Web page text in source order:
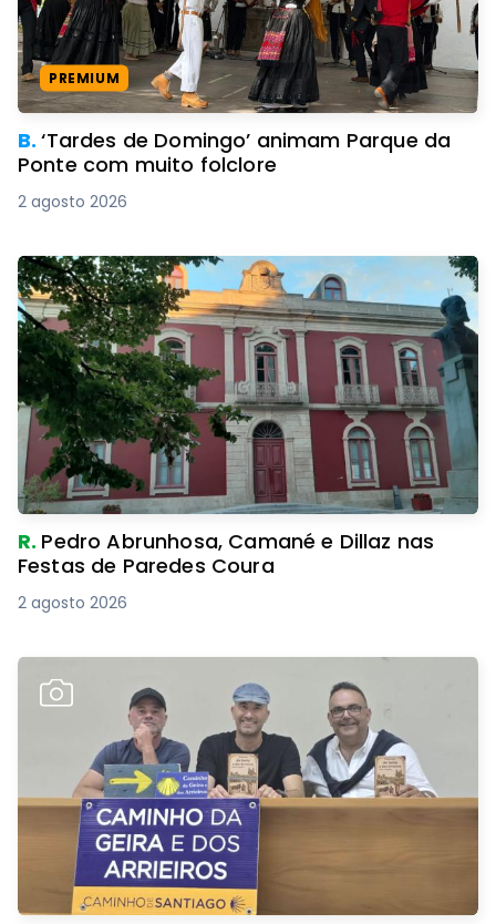
PREMIUM
B.‘Tardes de Domingo’ animam Parque da
Ponte com muito folclore
2 agosto 2026
R. Pedro Abrunhosa, Camané e Dillaz nas
Festas de Paredes Coura
2 agosto 2026